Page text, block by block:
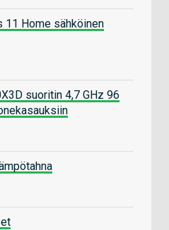
Home sähköinen
suoritin 4,7 GHz 96